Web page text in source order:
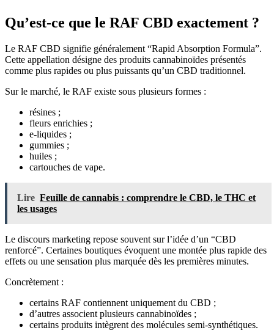
Qu’est-ce que le RAF CBD exactement ?
Le RAF CBD signifie généralement “Rapid Absorption Formula”.
Cette appellation désigne des produits cannabinoïdes présentés
comme plus rapides ou plus puissants qu’un CBD traditionnel.
Sur le marché, le RAF existe sous plusieurs formes :
résines ;
fleurs enrichies ;
e-liquides ;
gummies ;
huiles ;
cartouches de vape.
Lire Feuille de cannabis : comprendre le CBD, le THC et
les usages
Le discours marketing repose souvent sur l’idée d’un “CBD
renforcé”. Certaines boutiques évoquent une montée plus rapide des
effets ou une sensation plus marquée dès les premières minutes.
Concrètement :
certains RAF contiennent uniquement du CBD ;
d’autres associent plusieurs cannabinoïdes ;
certains produits intègrent des molécules semi-synthétiques.